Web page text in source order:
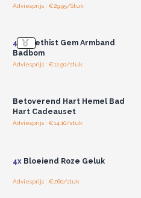
Adviesprijs : €29.95/Stuk
4x Amethist Gem Armband
Badbom
Adviesprijs : €12.50/stuk
Betoverend Hart Hemel Bad
Hart Cadeauset
Adviesprijs : €14.10/stuk
4xBloeiend Roze Geluk
Adviesprijs : €7.60/stuk